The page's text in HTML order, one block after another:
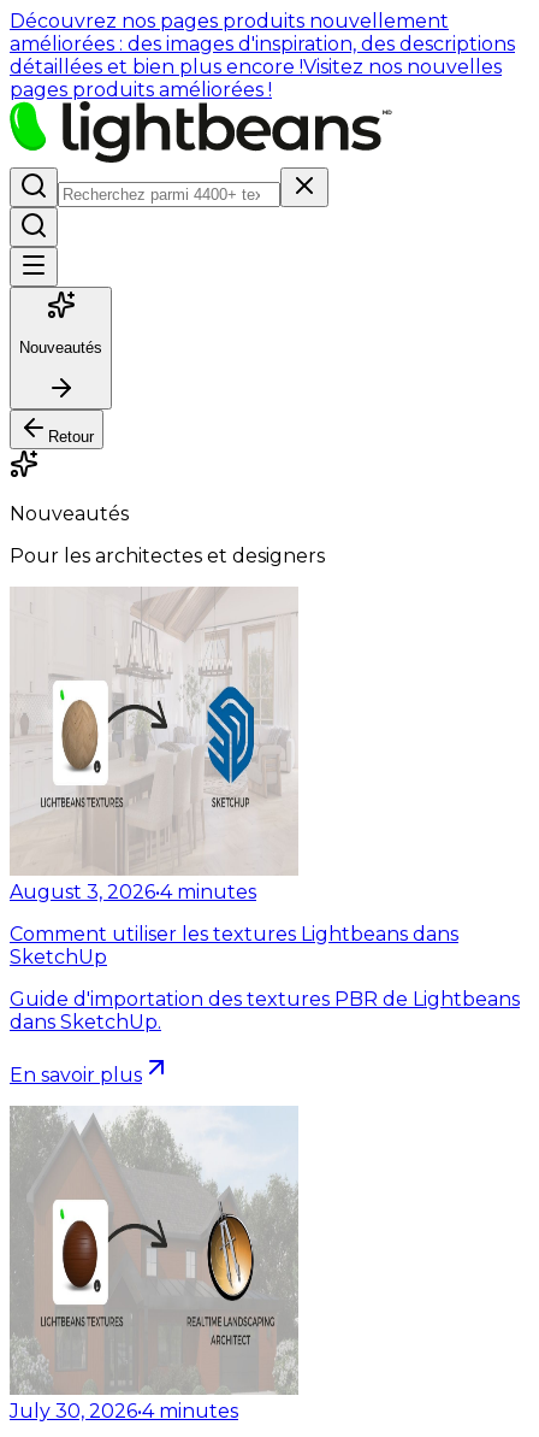
Découvrez nos pages produits nouvellement
améliorées : des images d'inspiration, des descriptions
détaillées et bien plus encore !Visitez nos nouvelles
pages produits améliorées !
Nouveautés
Retour
Nouveautés
Pour les architectes et designers
August 3, 2026•4 minutes
Comment utiliser les textures Lightbeans dans
SketchUp
Guide d'importation des textures PBR de Lightbeans
dans SketchUp.
En savoir plus
July 30, 2026•4 minutes